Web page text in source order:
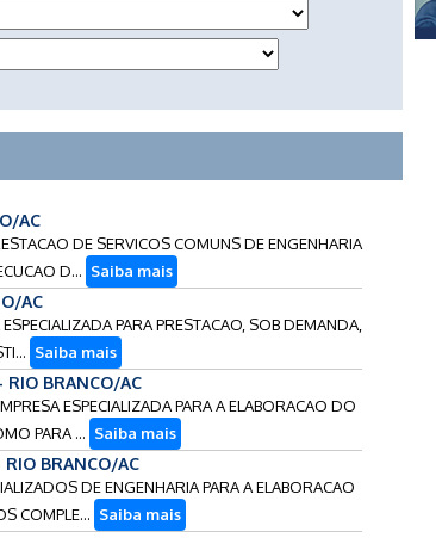
AC
DE SERVICOS COMUNS DE ENGENHARIA
D... Saiba mais
AC
PARA PRESTACAO, SOB DEMANDA,
Saiba mais
BRANCO/AC
ESPECIALIZADA PARA A ELABORACAO DO
PARA ... Saiba mais
BRANCO/AC
DE ENGENHARIA PARA A ELABORACAO
COMPLE... Saiba mais